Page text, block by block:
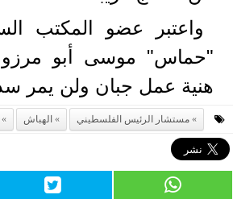
واعتبر عضو المكتب
"حماس" موسى أبو
هنية عمل جبان ولن يمر
مستشار الرئيس الفلسطيني الهباش